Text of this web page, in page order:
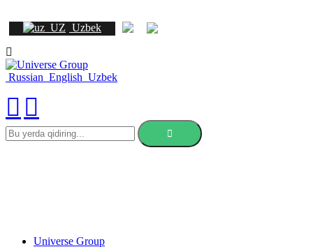
Uzbek
Russian English Uzbek
bu
yerda
Universe Group